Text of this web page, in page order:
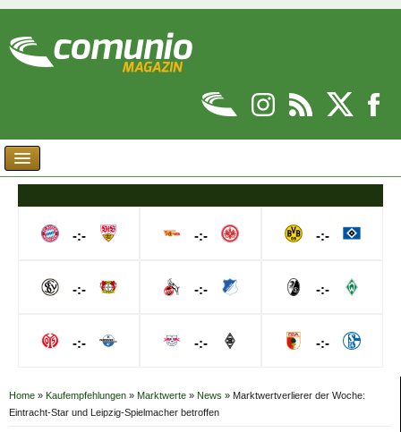
-:-
-:-
-:-
-:-
-:-
-:-
-:-
-:-
-:-
Home » Kaufempfehlungen » Marktwerte » News » Marktwertverlierer der Woche:
Eintracht-Star und Leipzig-Spielmacher betroffen